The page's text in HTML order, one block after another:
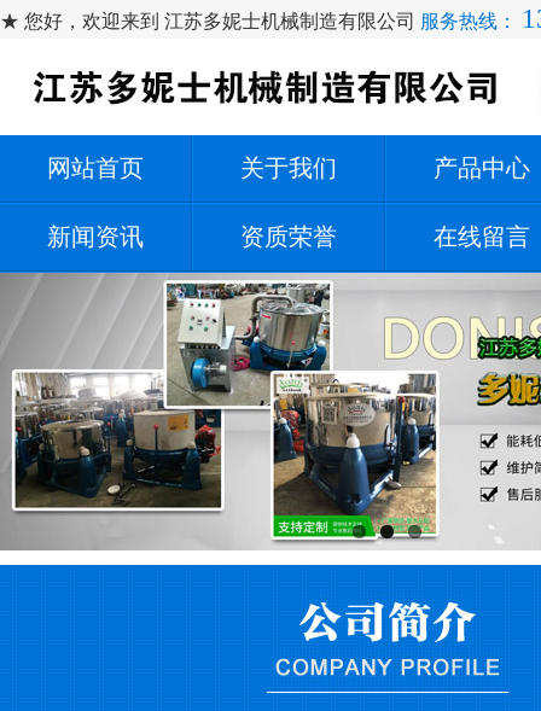
★ 您好，欢迎来到 江苏多妮士机械制造有限公司 服务热线：
网站首页 关于我们 产品中心
新闻资讯 资质荣誉 在线留言